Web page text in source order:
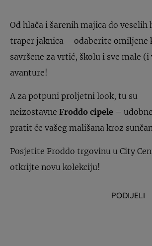
Od hlača i šarenih majica do
traper jaknica – odaberite omiljene
savršene za vrtić, školu i sve male (i
avanture!
A za potpuni proljetni look, tu su
neizostavne Froddo cipele –
pratit će vašeg mališana kroz
Posjetite Froddo trgovinu u City
otkrijte novu kolekciju!
PODIJELI